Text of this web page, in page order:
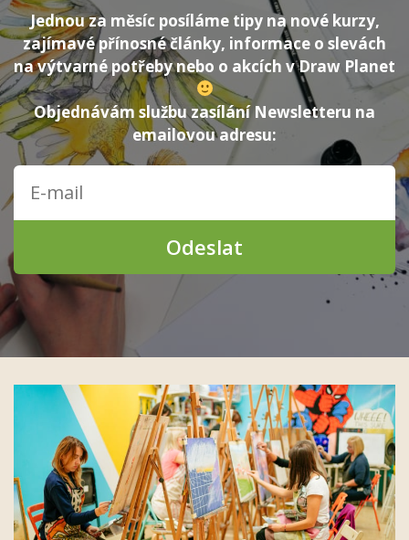
Jednou za měsíc posíláme tipy na nové kurzy,
zajímavé přínosné články, informace o slevách
na výtvarné potřeby nebo o akcích v Draw Planet
Objednávám službu zasílání Newsletteru na
emailovou adresu:
Odeslat